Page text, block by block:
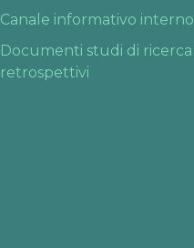
Canale informativo interno
Documenti studi di ricerca
retrospettivi